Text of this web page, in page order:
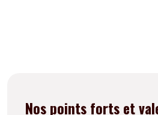
Nos points forts et